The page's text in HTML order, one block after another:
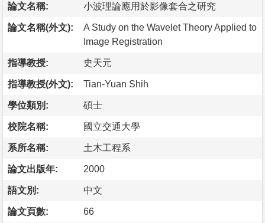
論文名稱: 小波理論應用於影像套合之研究
論文名稱(外文):
A Study on the Wavelet Theory Applied to
Image Registration
指導教授: 史天元
指導教授(外文): Tian-Yuan Shih
學位類別: 碩士
校院名稱: 國立交通大學
系所名稱: 土木工程系
論文出版年: 2000
語文別: 中文
論文頁數: 66